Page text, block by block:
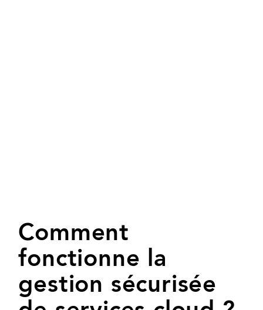
Comment
fonctionne la
gestion sécurisée